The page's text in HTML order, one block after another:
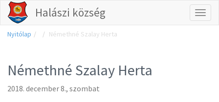
Halászi község
Nyitólap Némethné Szalay Herta
Némethné Szalay Herta
2018. december 8., szombat